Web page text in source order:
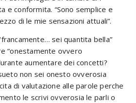
e conformita. “Sono semplice e
di le mie sensazioni attuali”.
sei quantita bella”
“onestamente ovvero
aumentare dei concetti?
non sei onesto ovverosia
di valutazione alle parole perche
le scrivi ovverosia le parli o